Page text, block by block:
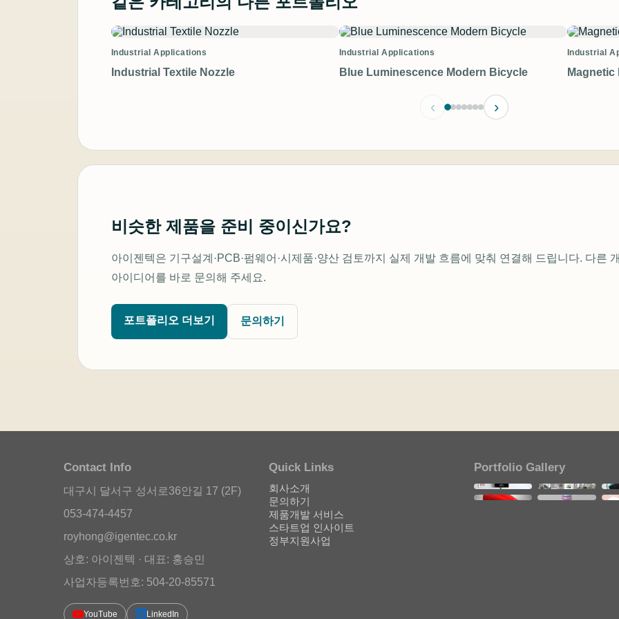
Industrial Applications
Industrial Textile Nozzle
Industrial Applications
Blue Luminescence Modern Bicycle
Industrial
Magnetic
‹ ›
비슷한 제품을 준비 중이신가요?
아이젠텍은 기구설계·PCB·펌웨어·시제품·양산 검토까지 실제 개발 흐름에 맞춰 연결해 드립니다. 다른
아이디어를 바로 문의해 주세요.
포트폴리오 더보기 문의하기
Contact Info
대구시 달서구 성서로36안길 17 (2F)
053-474-4457
royhong@igentec.co.kr
상호: 아이젠텍 · 대표: 홍승민
사업자등록번호: 504-20-85571
YouTube LinkedIn
Quick Links
회사소개
문의하기
제품개발 서비스
스타트업 인사이트
정부지원사업
Portfolio Gallery